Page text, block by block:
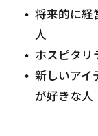
将来的に経
人
ホスピタリ
新しいアイ
が好きな人